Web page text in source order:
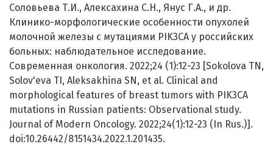
Соловьева Т.И., Алексахина С.Н., Янус Г.А., и др.
Клинико-морфологические особенности опухолей
молочной железы с мутациями PIK3CA у российских
больных: наблюдательное исследование.
Современная онкология. 2022;24 (1):12-23 [Sokolova TN,
Solov'eva TI, Aleksakhina SN, et al. Clinical and
morphological features of breast tumors with PIK3CA
mutations in Russian patients: Observational study.
Journal of Modern Oncology. 2022;24(1):12-23 (In Rus.)].
doi:10.26442/8151434.2022.1.201435.